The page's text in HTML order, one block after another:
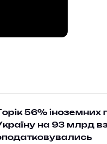
56% іноземних
на 93 млрд